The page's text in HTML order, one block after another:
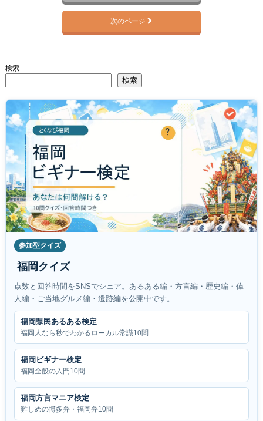
次のページ
検索
検索
参加型クイズ
福岡クイズ
点数と回答時間をSNSでシェア。あるある編・方言編・歴史編・偉
人編・ご当地グルメ編・遺跡編を公開中です。
福岡県民あるある検定
福岡人なら秒でわかるローカル常識10問
福岡ビギナー検定
福岡全般の入門10問
福岡方言マニア検定
難しめの博多弁・福岡弁10問